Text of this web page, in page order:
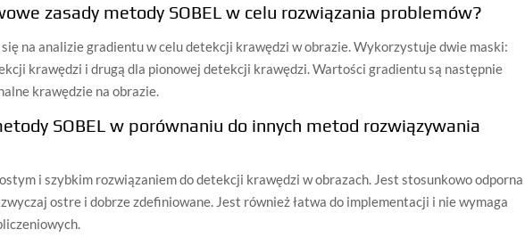
zasady metody SOBEL w celu rozwiązania problemów?
na analizie gradientu w celu detekcji krawędzi w obrazie. Wykorzystuje dwie maski:
krawędzi i drugą dla pionowej detekcji krawędzi. Wartości gradientu są następnie
krawędzie na obrazie.
SOBEL w porównaniu do innych metod rozwiązywania
i szybkim rozwiązaniem do detekcji krawędzi w obrazach. Jest stosunkowo odporna
ostre i dobrze zdefiniowane. Jest również łatwa do implementacji i nie wymaga